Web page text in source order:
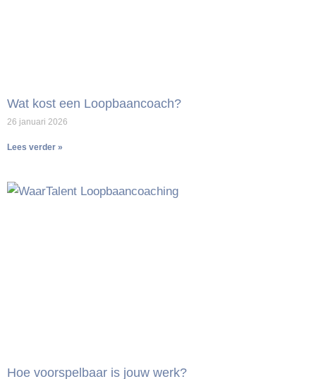
Wat kost een Loopbaancoach?
26 januari 2026
Lees verder »
Hoe voorspelbaar is jouw werk?